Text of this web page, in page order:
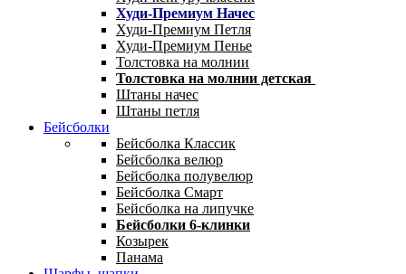
Худи-Премиум Начес
Худи-Премиум Петля
Худи-Премиум Пенье
Толстовка на молнии
Толстовка на молнии детская
Штаны начес
Штаны петля
Бейсболки
Бейсболка Классик
Бейсболка велюр
Бейсболка полувелюр
Бейсболка Смарт
Бейсболка на липучке
Бейсболки 6-клинки
Козырек
Панама